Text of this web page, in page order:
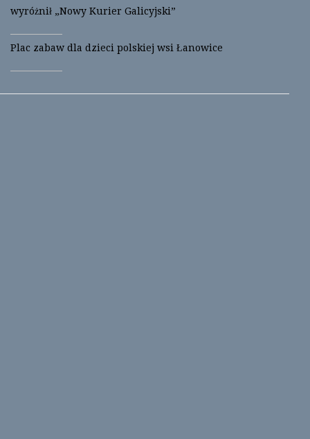
wyróżnił „Nowy Kurier Galicyjski”
Plac zabaw dla dzieci polskiej wsi Łanowice